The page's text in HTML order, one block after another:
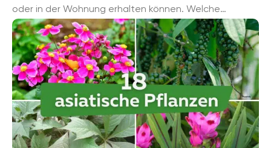
oder in der Wohnung erhalten können. Welche
asiatischen Pflanzen es gibt und fü...